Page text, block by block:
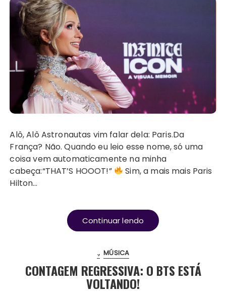
Alô, Alô Astronautas vim falar dela: Paris.Da
França? Não. Quando eu leio esse nome, só uma
coisa vem automaticamente na minha
cabeça:“THAT’S HOOOT!”
Sim, a mais mais Paris
Hilton…
Continuar lendo
. MÚSICA
CONTAGEM REGRESSIVA: O BTS ESTÁ
VOLTANDO!